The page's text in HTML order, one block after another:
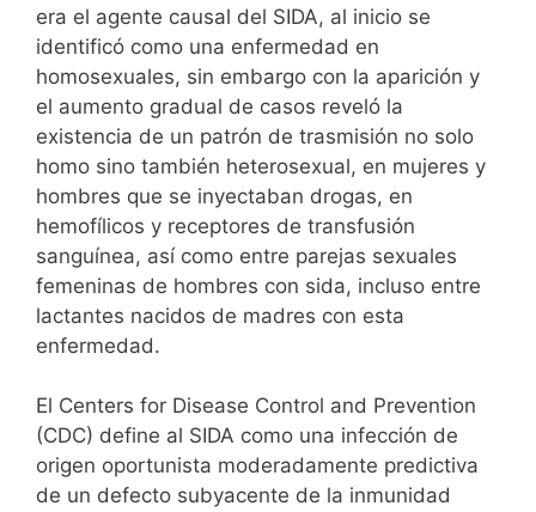
era el agente causal del SIDA, al inicio se
identificó como una enfermedad en
homosexuales, sin embargo con la aparición y
el aumento gradual de casos reveló la
existencia de un patrón de trasmisión no solo
homo sino también heterosexual, en mujeres y
hombres que se inyectaban drogas, en
hemofílicos y receptores de transfusión
sanguínea, así como entre parejas sexuales
femeninas de hombres con sida, incluso entre
lactantes nacidos de madres con esta
enfermedad.
El Centers for Disease Control and Prevention
(CDC) define al SIDA como una infección de
origen oportunista moderadamente predictiva
de un defecto subyacente de la inmunidad